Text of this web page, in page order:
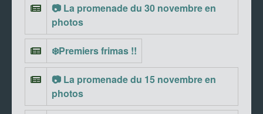
📷 La promenade du 30 novembre en
photos
❄️Premiers frimas !!
📷 La promenade du 15 novembre en
photos